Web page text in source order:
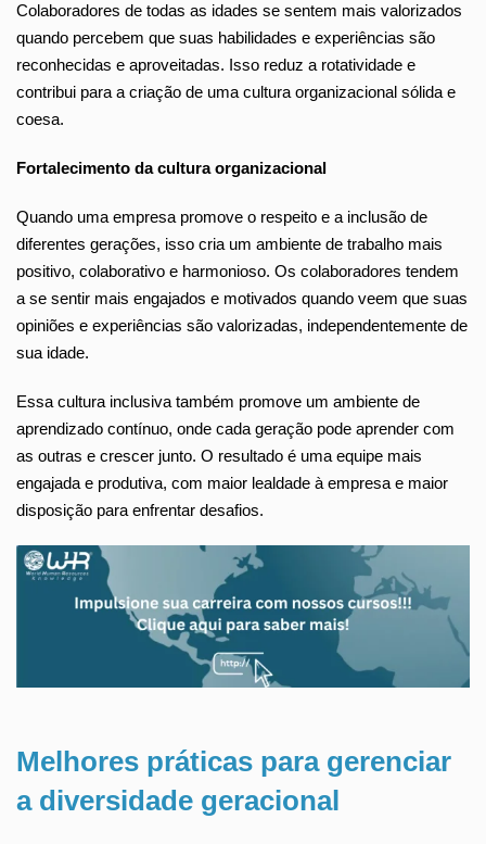
Colaboradores de todas as idades se sentem mais valorizados
quando percebem que suas habilidades e experiências são
reconhecidas e aproveitadas. Isso reduz a rotatividade e
contribui para a criação de uma cultura organizacional sólida e
coesa.
Fortalecimento da cultura organizacional
Quando uma empresa promove o respeito e a inclusão de
diferentes gerações, isso cria um ambiente de trabalho mais
positivo, colaborativo e harmonioso. Os colaboradores tendem
a se sentir mais engajados e motivados quando veem que suas
opiniões e experiências são valorizadas, independentemente de
sua idade.
Essa cultura inclusiva também promove um ambiente de
aprendizado contínuo, onde cada geração pode aprender com
as outras e crescer junto. O resultado é uma equipe mais
engajada e produtiva, com maior lealdade à empresa e maior
disposição para enfrentar desafios.
Melhores práticas para gerenciar
a diversidade geracional